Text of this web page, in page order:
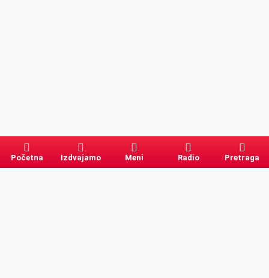
Početna Izdvajamo Meni Radio Pretraga